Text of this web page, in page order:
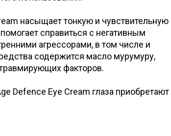
насыщает тонкую и чувствительную
справиться с негативным
агрессорами, в том числе и
содержится масло мурумуру,
факторов.
Defence Eye Cream глаза приобретают